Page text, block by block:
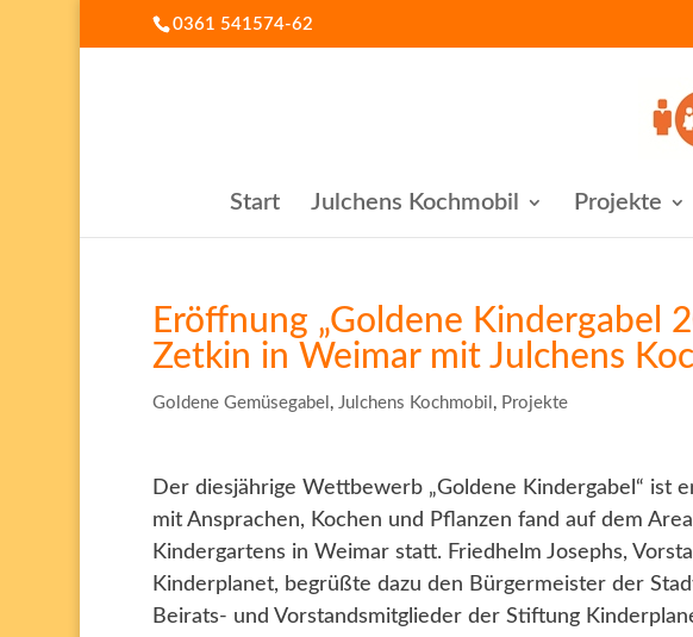
0361 541574-62
Start Julchens Kochmobil Projekte
Eröffnung „Goldene Kindergabel
Zetkin in Weimar mit Julchens
Goldene Gemüsegabel , Julchens Kochmobil , Projekte
Der diesjährige Wettbewerb „Goldene Kindergabel“ ist
mit Ansprachen, Kochen und Pflanzen fand auf dem
Kindergartens in Weimar statt. Friedhelm Josephs,
Kinderplanet, begrüßte dazu den Bürgermeister der
Beirats- und Vorstandsmitglieder der Stiftung